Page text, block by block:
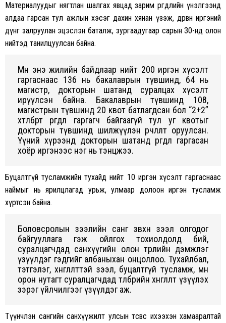
Материалуудыг нягтлан шалгах явцад зарим өргөдлийн үнэлгээнд
алдаа гарсан тул ажлын хэсэг дахин хянан үзэж, дөрвөн иргэний
дүнг залруулан эцэслэн баталж, зургаадугаар сарын 30-нд олон
нийтэд танилцуулсан байна.
Мөн энэ жилийн байдлаар нийт 200 иргэн хүсэлт
гаргаснаас 136 нь бакалаврын түвшинд, 64 нь
магистр, докторын шатанд суралцах хүсэлт
ирүүлсэн байна. Бакалаврын түвшинд 108,
магистрын түвшинд 20 квот батлагдсан бол “2+2”
хөтөлбөрт өргөдөл гаргагч байгаагүй тул уг квотыг
докторын түвшинд шилжүүлэн өөрчлөлт оруулсан.
Үүний хүрээнд докторын шатанд өргөдөл гаргасан
хоёр иргэнээс нэг нь тэнцжээ.
Буцалтгүй тусламжийн тухайд нийт 10 иргэн хүсэлт гаргаснаас
наймыг нь ярилцлагад урьж, улмаар долоон иргэн тусламж
хүртсэн байна.
Боловсролын зээлийн санг зөвхөн зээл олгодог
байгууллага гэж ойлгох тохиолдолд бий,
суралцагчдад санхүүгийн олон төрлийн дэмжлэг
үзүүлдэг гэдгийг албаныхан онцоллоо. Тухайлбал,
тэтгэлэг, хөнгөлөлттэй зээл, буцалтгүй тусламж, мөн
орон нутагт суралцагчдад төлбөрийн хөнгөлөлт үзүүлэх
зэрэг үйлчилгээг үзүүлдэг аж.
Түүнчлэн сангийн санхүүжилт улсын төсвөөс ихээхэн хамааралтай